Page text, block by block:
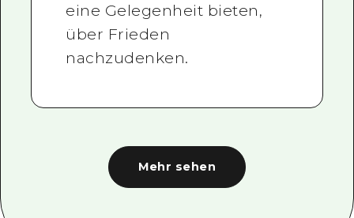
eine Gelegenheit bieten,
über Frieden
nachzudenken.
Mehr sehen